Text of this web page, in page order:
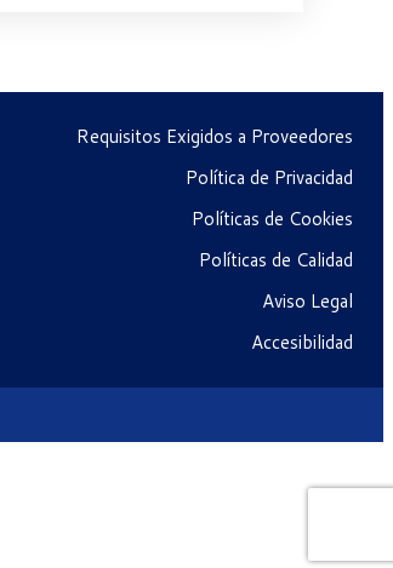
Requisitos Exigidos a Proveedores
Política de Privacidad
Políticas de Cookies
Políticas de Calidad
Aviso Legal
Accesibilidad